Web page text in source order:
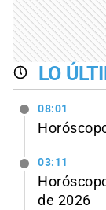
LO
08:01
03:11
de 2026